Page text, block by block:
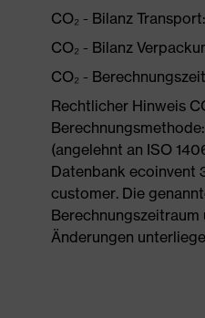
CO₂ - Bilanz
CO₂ - Bilanz
CO₂ -
Rechtlicher Hinweis
(angelehnt an ISO
Datenbank ecoinvent
customer. Die
Änderungen